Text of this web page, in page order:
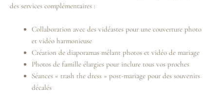
des services complémentaires :
Collaboration avec des vidéastes pour une couverture photo
et vidéo harmonieuse
Création de diaporamas mêlant photos et vidéo de mariage
Photos de famille élargies pour inclure tous vos proches
Séances « trash the dress » post-mariage pour des souvenirs
décalés